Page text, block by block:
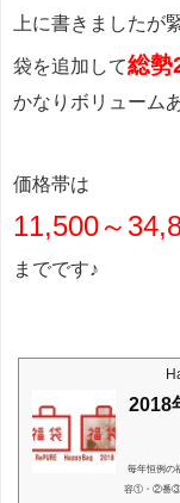
上に書きましたが
袋を追加して総勢
かなりボリューム
価格帯は
11,500～
までです♪
2018
毎年恒例の
容①・②番③